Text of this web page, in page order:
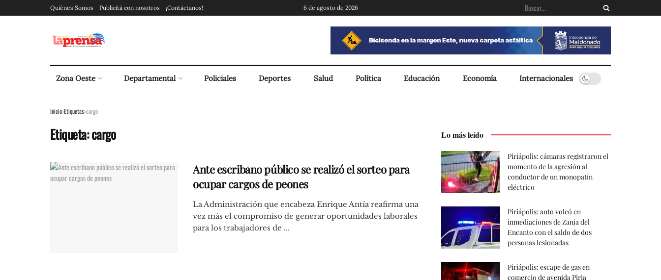
Quiénes Somos Publicitá con nosotros ¡Contáctanos! 6 de agosto de 2026
Zona Oeste Departamental Policiales Deportes Salud Política Educación Economía Internacionales
Inicio Etiquetas cargo
Etiqueta:cargo
Ante escribano público se realizó el sorteo para
ocupar cargos de peones
La Administración que encabeza Enrique Antía reafirma una
vez más el compromiso de generar oportunidades laborales
para los trabajadores de ...
Lo más leído
Piriápolis: cámaras registraron el
momento de la agresión al
conductor de un monopatín
eléctrico
Piriápolis: auto volcó en
inmediaciones de Zanja del
Encanto con el saldo de dos
personas lesionadas
Piriápolis: escape de gas en
comercio de avenida Piria